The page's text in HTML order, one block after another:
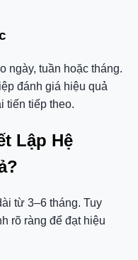
ngày, tuần hoặc tháng.
đánh giá hiệu quả
tiến tiếp theo.
Lập Hệ
từ 3–6 tháng. Tuy
rõ ràng để đạt hiệu